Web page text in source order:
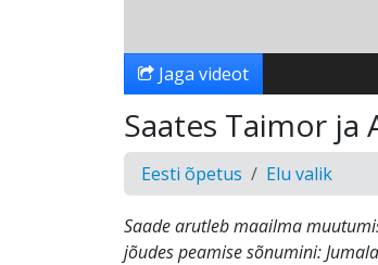
Jaga videot
Saates Taimor ja
Eesti õpetus Elu valik
Saade arutleb maailma
jõudes peamise sõnumini: